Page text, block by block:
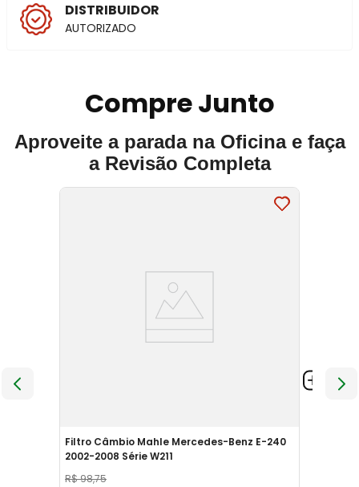
DISTRIBUIDOR
AUTORIZADO
Compre Junto
Aproveite a parada na Oficina e faça
a Revisão Completa
Filtro Câmbio Mahle Mercedes-Benz E-240
2002-2008 Série W211
R$98,75